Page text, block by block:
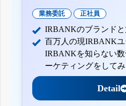
業務委託 正社員
IRBANKのブランドと
百万人の現IRBANK
IRBANKを知らない
ーケティングをしてみ
Detail